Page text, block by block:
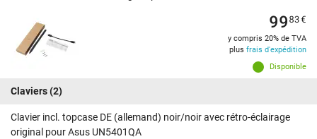
Disponible
9983€
y compris 20% de TVA
plus frais d'expédition
Claviers(2)
Clavier incl. topcase DE (allemand) noir/noir avec rétro-éclairage
original pour Asus UN5401QA